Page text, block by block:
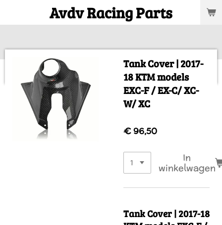
Avdv Racing Parts
Tank Cover | 2017-
18 KTM models
EXC-F / EX-C/ XC-
W/ XC
€ 96,50
In
winkelwagen
Tank Cover | 2017-18